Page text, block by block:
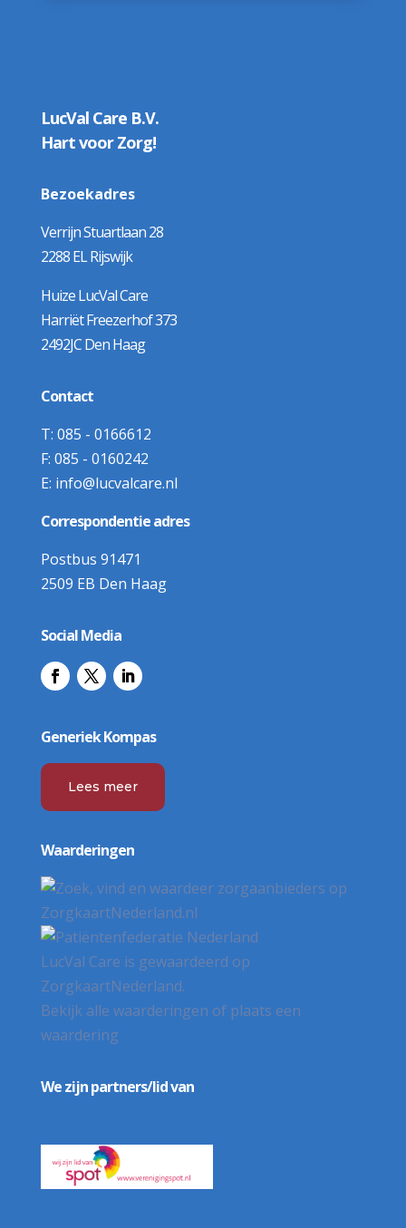
LucVal Care B.V.
Hart voor Zorg!
Bezoekadres
Verrijn Stuartlaan 28
2288 EL Rijswijk
Huize LucVal Care
Harriët Freezerhof 373
2492JC Den Haag
Contact
T: 085 - 0166612
F: 085 - 0160242
E: info@lucvalcare.nl
Correspondentie adres
Postbus 91471
2509 EB Den Haag
Social Media
Generiek Kompas
Lees meer
Waarderingen
LucVal Care is gewaardeerd op
ZorgkaartNederland.
Bekijk alle waarderingen of plaats een
waardering
We zijn partners/lid van